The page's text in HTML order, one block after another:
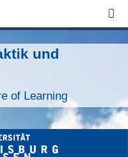
und
of Learning